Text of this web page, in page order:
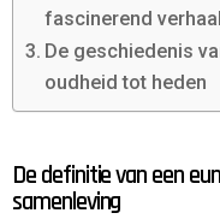
fascinerend verhaal
De geschiedenis
oudheid tot heden
De definitie van een
samenleving